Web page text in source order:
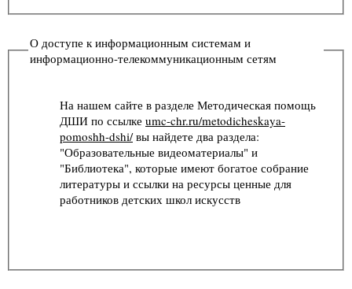
О доступе к информационным системам и
информационно-телекоммуникационным сетям
На нашем сайте в разделе Методическая помощь
ДШИ по ссылке umc-chr.ru/metodicheskaya-
pomoshh-dshi/вы найдете два раздела:
"Образовательные видеоматериалы" и
"Библиотека", которые имеют богатое собрание
литературы и ссылки на ресурсы ценные для
работников детских школ искусств